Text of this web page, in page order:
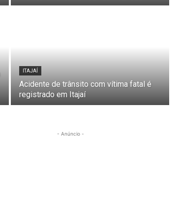
ITAJAÍ
Acidente de trânsito com vítima fatal é
registrado em Itajaí
- Anúncio -